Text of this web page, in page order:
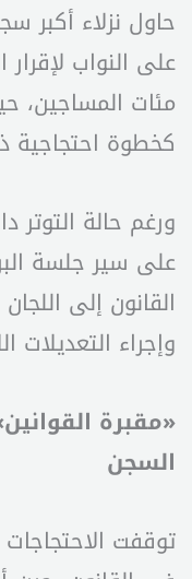
حاول نزلاء
على النواب
مئات المساجين،
كخطوة احتجاجية
ورغم حالة التوتر
على سير جلسة
القانون إلى
وإجراء التعديلات
«مقبرة
السجن
توقفت